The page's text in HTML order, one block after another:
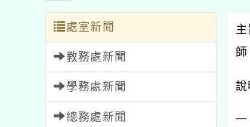
處室新聞
教務處新聞
學務處新聞
總務處新聞
說
一